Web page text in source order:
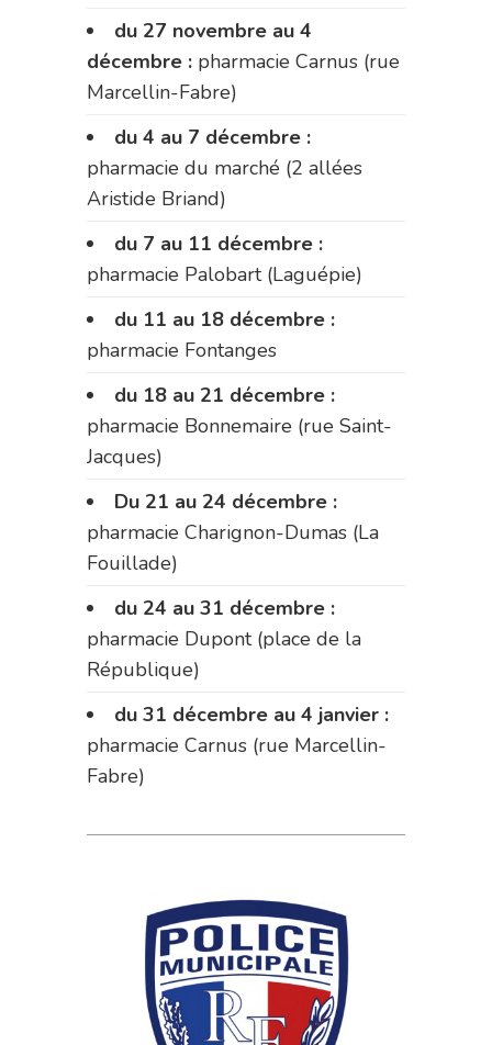
du 27 novembre au 4
décembre : pharmacie Carnus (rue
Marcellin-Fabre)
du 4 au 7 décembre :
pharmacie du marché (2 allées
Aristide Briand)
du 7 au 11 décembre :
pharmacie Palobart (Laguépie)
du 11 au 18 décembre :
pharmacie Fontanges
du 18 au 21 décembre :
pharmacie Bonnemaire (rue Saint-
Jacques)
Du 21 au 24 décembre :
pharmacie Charignon-Dumas (La
Fouillade)
du 24 au 31 décembre :
pharmacie Dupont (place de la
République)
du 31 décembre au 4 janvier :
pharmacie Carnus (rue Marcellin-
Fabre)